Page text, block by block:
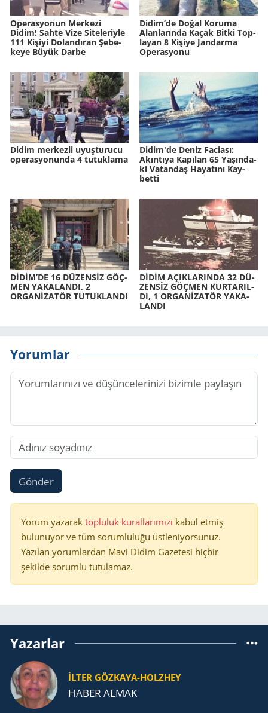
Ope­ras­yo­nun Mer­ke­zi
Didim! Sahte Vize Si­te­le­riy­le
111 Ki­şi­yi Do­lan­dı­ran Şe­be­
ke­ye Büyük Darbe
Didim’de Doğal Ko­ru­ma
Alan­la­rın­da Kaçak Bitki Top­
la­yan 8 Ki­şi­ye Jan­dar­ma
Ope­ras­yo­nu
Didim merkezli uyuşturucu
operasyonunda 4 tutuklama
Didim'de Deniz Fa­ci­ası:
Akın­tı­ya Ka­pı­lan 65 Ya­şın­da­
ki Va­tan­daş Ha­ya­tı­nı Kay­
bet­ti
DİDİM’DE 16 DÜ­ZENSİZ GÖÇ­
MEN YA­KA­LAN­DI, 2
ORGANİZATÖR TU­TUK­LAN­DI
DİDİM AÇIK­LA­RIN­DA 32 DÜ­
ZENSİZ GÖÇ­MEN KUR­TA­RIL­
DI, 1 ORGANİZATÖR YA­KA­
LAN­DI
Yorumlar
Gönder
Yorum yazarak topluluk kurallarımızı kabul etmiş
bulunuyor ve tüm sorumluluğu üstleniyorsunuz.
Yazılan yorumlardan Mavi Didim Gazetesi hiçbir
şekilde sorumlu tutulamaz.
Yazarlar
İLTER GÖZKAYA-HOLZHEY
HABER ALMAK